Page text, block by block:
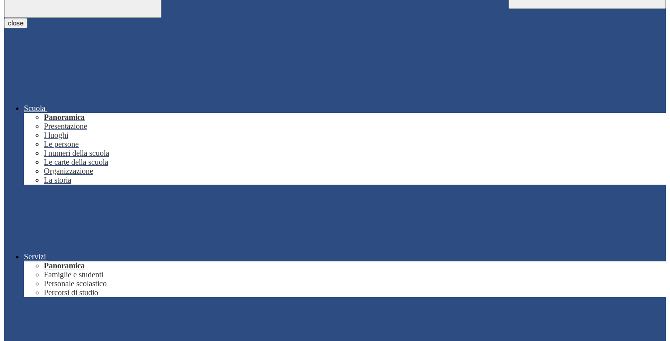
close
Scuola
Panoramica
Presentazione
I luoghi
Le persone
I numeri della scuola
Le carte della scuola
Organizzazione
La storia
Servizi
Panoramica
Famiglie e studenti
Personale scolastico
Percorsi di studio